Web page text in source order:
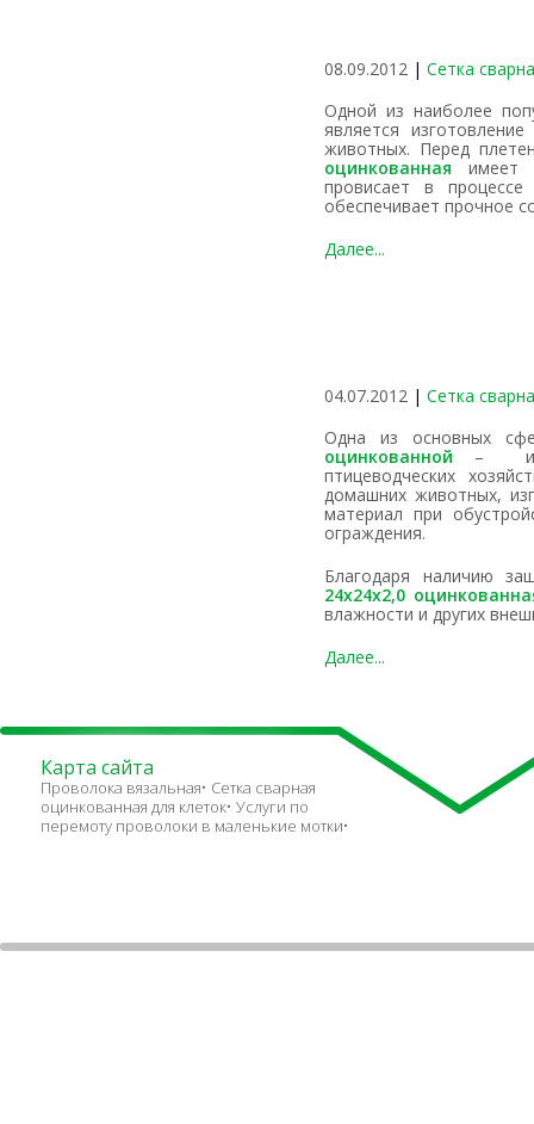
08.09.2012 | Сетка
Одной из наиболее популярных сфер применения сетки сварной
является
животных. Перед
оцинкованная имеет
провисает в процессе
обеспечивает прочное
Далее...
04.07.2012 | Сетка
Одна из основных
оцинкованной –
птицеводческих
домашних животных,
материал при
ограждения.
Благодаря наличию
24х24х2,0
влажности и других
Далее...
Карта сайта
Проволока вязальная Сетка сварная
оцинкованная для клеток Услуги по
перемоту проволоки в маленькие мотки